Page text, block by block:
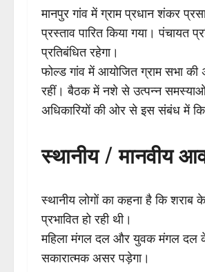
मानपुर गांव में ग्राम प्रधान शंकर
प्रस्ताव पारित किया गया। पंचायत
प्रतिबंधित रहेगा।
फोल्ड गांव में आयोजित ग्राम सभा की
रहीं। बैठक में नशे से उत्पन्न समस्याओं
अधिकारियों की ओर से इस संबंध में
स्थानीय / मानवीय
स्थानीय लोगों का कहना है कि शराब
प्रभावित हो रही थी।
महिला मंगल दल और युवक मंगल दल के
सकारात्मक असर पड़ेगा।